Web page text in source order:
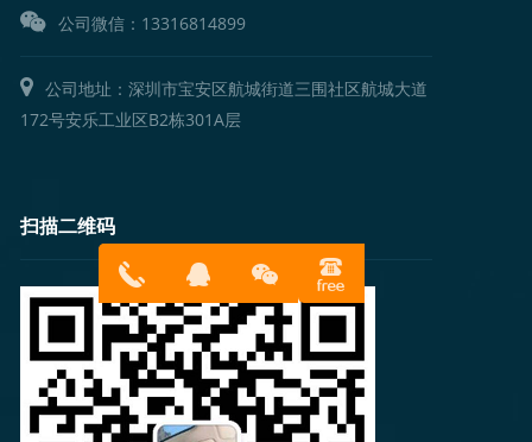
公司微信：13316814899
公司地址：深圳市宝安区航城街道三围社区航城大道
172号安乐工业区B2栋301A层
扫描二维码
13316814
899
在线客服